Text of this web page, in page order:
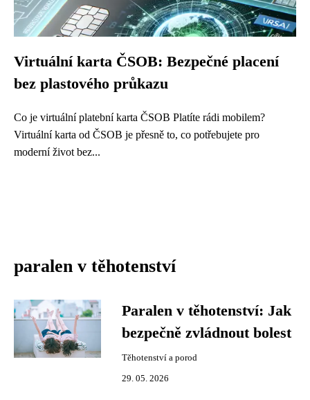
Virtuální karta ČSOB: Bezpečné placení
bez plastového průkazu
Co je virtuální platební karta ČSOB Platíte rádi mobilem?
Virtuální karta od ČSOB je přesně to, co potřebujete pro
moderní život bez...
paralen v těhotenství
Paralen v těhotenství: Jak
bezpečně zvládnout bolest
Těhotenství a porod
29. 05. 2026